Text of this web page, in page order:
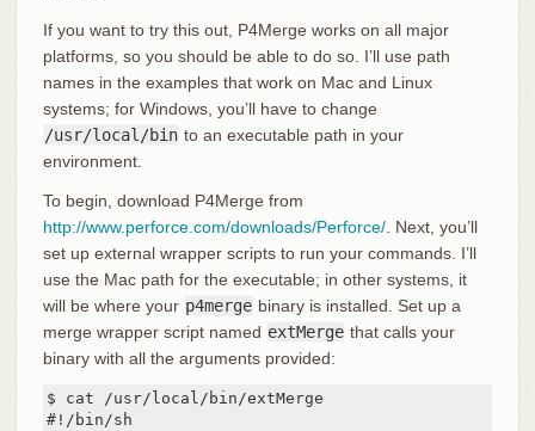
If you want to try this out, P4Merge works on all major
platforms, so you should be able to do so. I’ll use path
names in the examples that work on Mac and Linux
systems; for Windows, you’ll have to change
/usr/local/bin to an executable path in your
environment.
To begin, download P4Merge from
http://www.perforce.com/downloads/Perforce/. Next, you’ll
set up external wrapper scripts to run your commands. I’ll
use the Mac path for the executable; in other systems, it
will be where your p4merge binary is installed. Set up a
merge wrapper script named extMerge that calls your
binary with all the arguments provided:
$ cat /usr/local/bin/extMerge
#!/bin/sh